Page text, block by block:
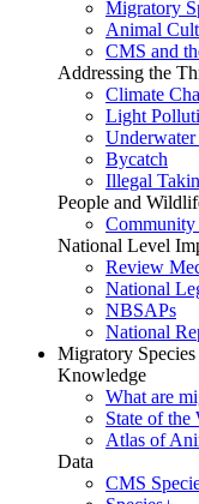
Migratory
Animal
CMS and
Addressing the
Climate
Light
Bycatch
Illegal
People and
National Level
Review
National
NBSAPs
National
Migratory Species
Knowledge
What are
State of the
Atlas of
Data
CMS